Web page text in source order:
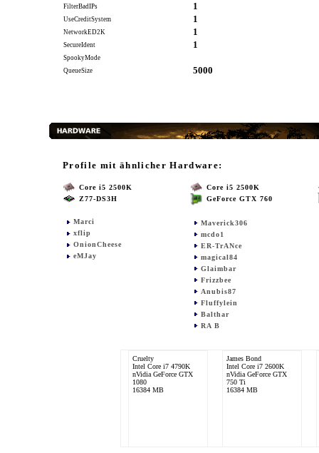
FilterBadIPs 1
UseCreditSystem 1
NetworkED2K 1
SecureIdent 1
SpookyMode
QueueSize
5000
Profile mit ähnlicher Hardware:
Core i5 2500K
Z77-DS3H
Marci
xflip
OnionCheese
eMJay
Core i5 2500K
GeForce GTX 760
Maverick306
mcdo1
ER-TrANce
magical84
Glaimbar
Frizzbee
Anubis87
Fluffylein
Balthar
RA B
Cruelty
Intel Core i7 4790K
nVidia GeForce GTX
1080
16384 MB
James Bond
Intel Core i7 2600K
nVidia GeForce GTX
750 Ti
16384 MB